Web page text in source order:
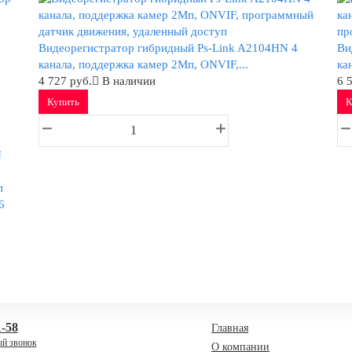
Видеорегистратор гибридный Ps-Link A2104HN 4
канала, поддержка камер 2Мп, ONVIF,...
4 727 руб.
В наличии
Купить
6
58
звонок
Главная
О компании